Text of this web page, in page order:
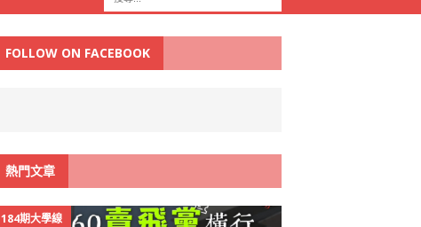
FOLLOW ON FACEBOOK
熱門文章
184期大學線